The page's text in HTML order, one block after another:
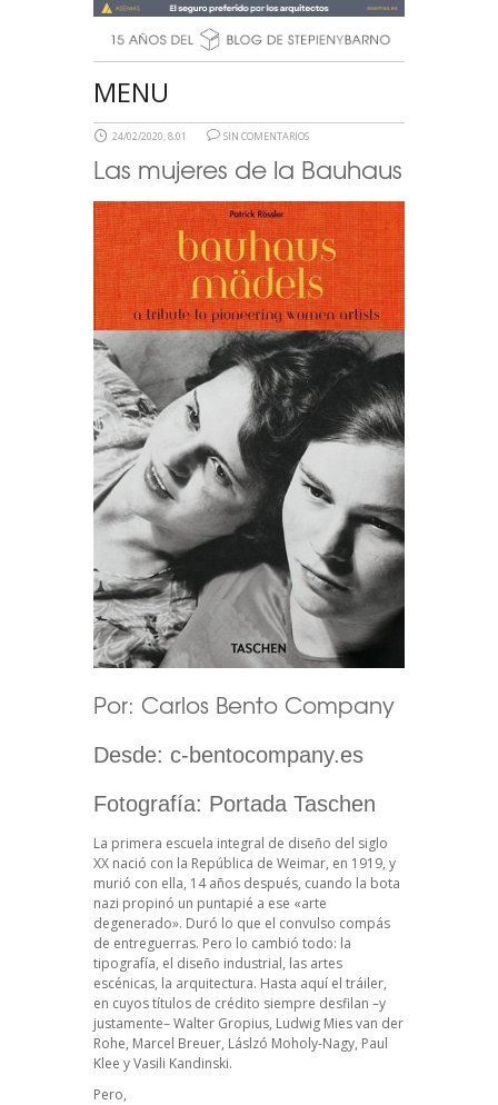
MENU
24/02/2020, 8:01 SIN COMENTARIOS
Las mujeres de la Bauhaus
Por: Carlos Bento Company
Desde: c-bentocompany.es
Fotografía: Portada Taschen
La primera escuela integral de diseño del siglo
XX nació con la República de Weimar, en 1919, y
murió con ella, 14 años después, cuando la bota
nazi propinó un puntapié a ese «arte
degenerado». Duró lo que el convulso compás
de entreguerras. Pero lo cambió todo: la
tipografía, el diseño industrial, las artes
escénicas, la arquitectura. Hasta aquí el tráiler,
en cuyos títulos de crédito siempre desfilan –y
justamente– Walter Gropius, Ludwig Mies van der
Rohe, Marcel Breuer, Láslzó Moholy-Nagy, Paul
Klee y Vasili Kandinski.
Pero,